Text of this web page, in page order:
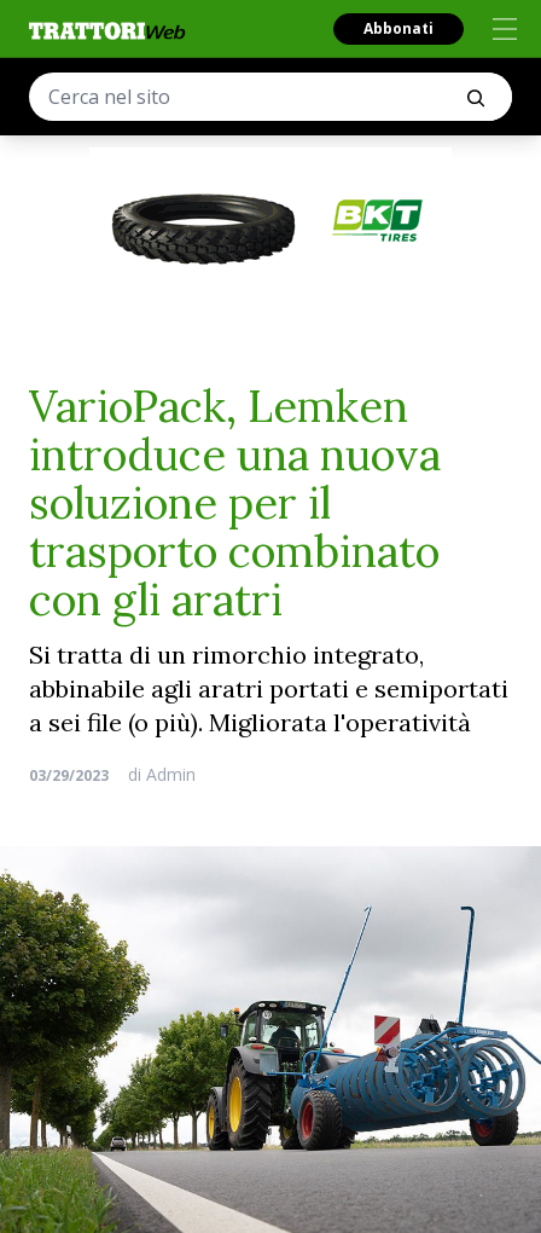
Abbonati
VarioPack, Lemken
introduce una nuova
soluzione per il
trasporto combinato
con gli aratri
Si tratta di un rimorchio integrato,
abbinabile agli aratri portati e semiportati
a sei file (o più). Migliorata l'operatività
03/29/2023 di Admin